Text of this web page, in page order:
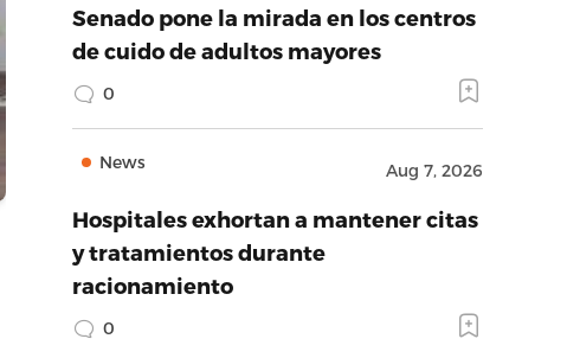
Senado pone la mirada en los centros
de cuido de adultos mayores
0
News Aug 7, 2026
Hospitales exhortan a mantener citas
y tratamientos durante
racionamiento
0